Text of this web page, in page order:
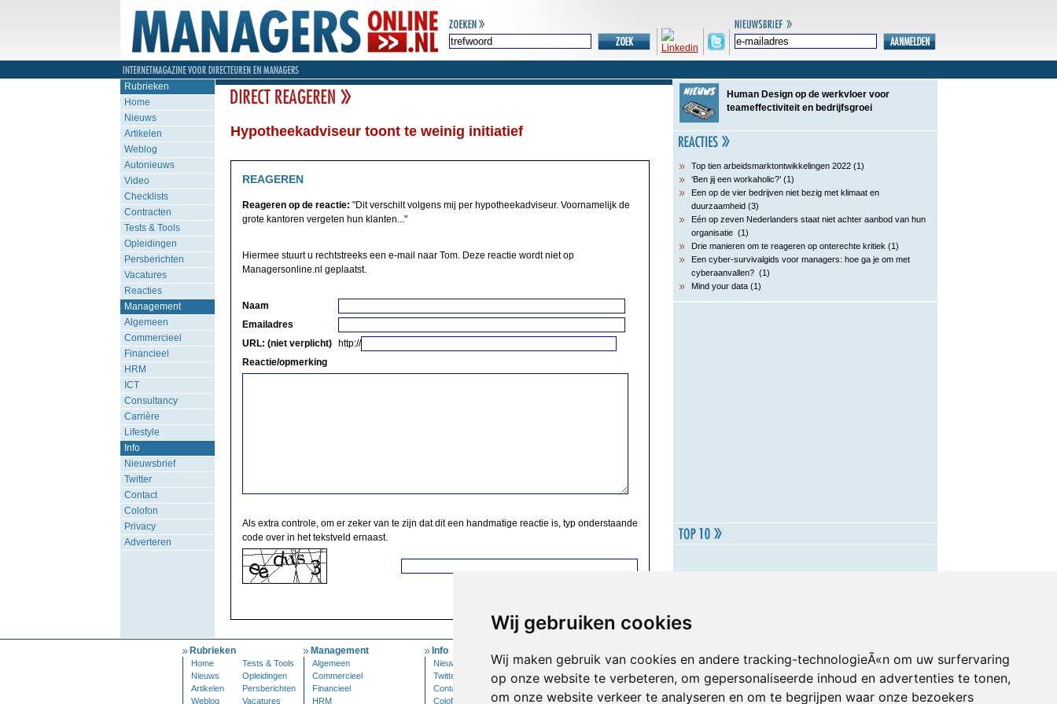
Wij gebruiken cookies
Wij maken gebruik van cookies en andere tracking-technologieÃ«n om uw surfervaring
op onze website te verbeteren, om gepersonaliseerde inhoud en advertenties te tonen,
om onze website verkeer te analyseren en om te begrijpen waar onze bezoekers
Rubrieken
Home
Nieuws
Artikelen
Weblog
Autonieuws
Video
Checklists
Contracten
Tests & Tools
Opleidingen
Persberichten
Vacatures
Reacties
Management
Algemeen
Commercieel
Financieel
HRM
ICT
Consultancy
Carrière
Lifestyle
Info
Nieuwsbrief
Twitter
Contact
Colofon
Privacy
Adverteren
Hypotheekadviseur toont te weinig initiatief
REAGEREN
Reageren op de reactie: "Dit verschilt volgens mij per hypotheekadviseur. Voornamelijk de
grote kantoren vergeten hun klanten..."
Hiermee stuurt u rechtstreeks een e-mail naar Tom. Deze reactie wordt niet op
Managersonline.nl geplaatst.
Naam
Emailadres
URL: (niet verplicht)
http://
Reactie/opmerking
Als extra controle, om er zeker van te zijn dat dit een handmatige reactie is, typ onderstaande
code over in het tekstveld ernaast.
Human Design op de werkvloer voor
teameffectiviteit en bedrijfsgroei
Top tien arbeidsmarktontwikkelingen 2022 (1)
‘Ben jij een workaholic?’ (1)
Een op de vier bedrijven niet bezig met klimaat en
duurzaamheid (3)
Eén op zeven Nederlanders staat niet achter aanbod van hun
organisatie (1)
Drie manieren om te reageren op onterechte kritiek (1)
Een cyber-survivalgids voor managers: hoe ga je om met
cyberaanvallen? (1)
Mind your data (1)
Rubrieken
Home
Tests & Tools
Nieuws
Opleidingen
Artikelen
Persberichten
Weblog
Vacatures
Management
Algemeen
Commercieel
Financieel
HRM
Info
Nieuwsbrief
Twitter
Contact
Colofon
Inloggen